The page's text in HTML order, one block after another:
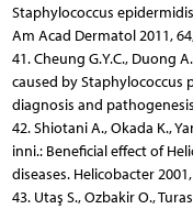
Staphylococcus
Am Acad Dermatol 2011,
41. Cheung G.Y.C., Duong
caused by
diagnosis and
42. Shiotani A., Okada K.,
inni.: Beneficial effect of
diseases. Helicobacter
43. Utaş S., Ozbakir O.,